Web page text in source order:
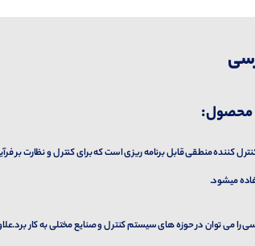
محصول:
کننده منطقی قابل برنامه ریزی است که برای کنترل و نظارت بر
میشود.
را می توان در حوزه های سیستم کنترل و صنایع مختلی به کار